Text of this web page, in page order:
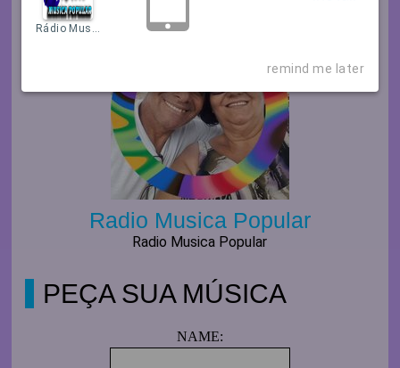
remind me later